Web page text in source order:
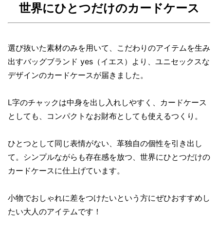
世界にひとつだけのカードケース
選び抜いた素材のみを用いて、こだわりのアイテムを生み
出すバッグブランド yes（イエス）より、ユニセックスな
デザインのカードケースが届きました。
L字のチャックは中身を出し入れしやすく、カードケース
としても、コンパクトなお財布としても使えるつくり。
ひとつとして同じ表情がない、革独自の個性を引き出し
て。シンプルながらも存在感を放つ、世界にひとつだけの
カードケースに仕上げています。
小物でおしゃれに差をつけたいという方にぜひおすすめし
たい大人のアイテムです！